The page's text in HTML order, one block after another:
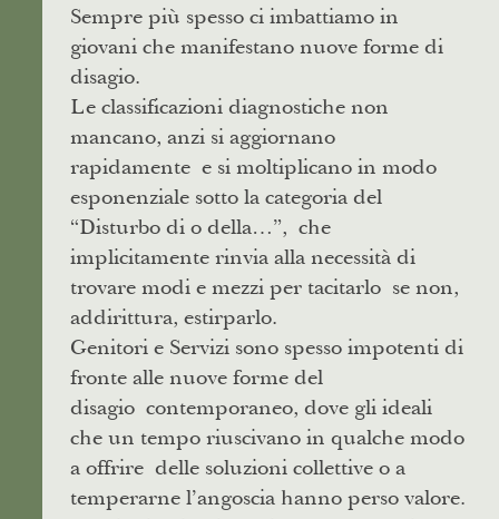
Sempre più spesso ci imbattiamo in
giovani che manifestano nuove forme di
disagio.
Le classificazioni diagnostiche non
mancano, anzi si aggiornano
rapidamente e si moltiplicano in modo
esponenziale sotto la categoria del
“Disturbo di o della…”, che
implicitamente rinvia alla necessità di
trovare modi e mezzi per tacitarlo se non,
addirittura, estirparlo.
Genitori e Servizi sono spesso impotenti di
fronte alle nuove forme del
disagio contemporaneo, dove gli ideali
che un tempo riuscivano in qualche modo
a offrire delle soluzioni collettive o a
temperarne l’angoscia hanno perso valore.